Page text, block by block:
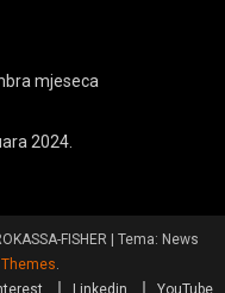
mjeseca
2024.
FISHER
Tema: News
.
Linkedin YouTube